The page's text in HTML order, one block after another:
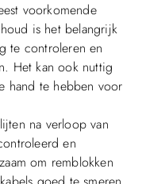
voorkomende
is het belangrijk
te controleren en
Het kan ook nuttig
hand te hebben voor
na verloop van
en
om remblokken